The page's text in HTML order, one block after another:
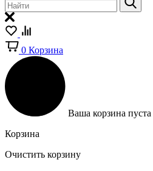
0 Корзина
Ваша корзина пуста
Корзина
Очистить корзину